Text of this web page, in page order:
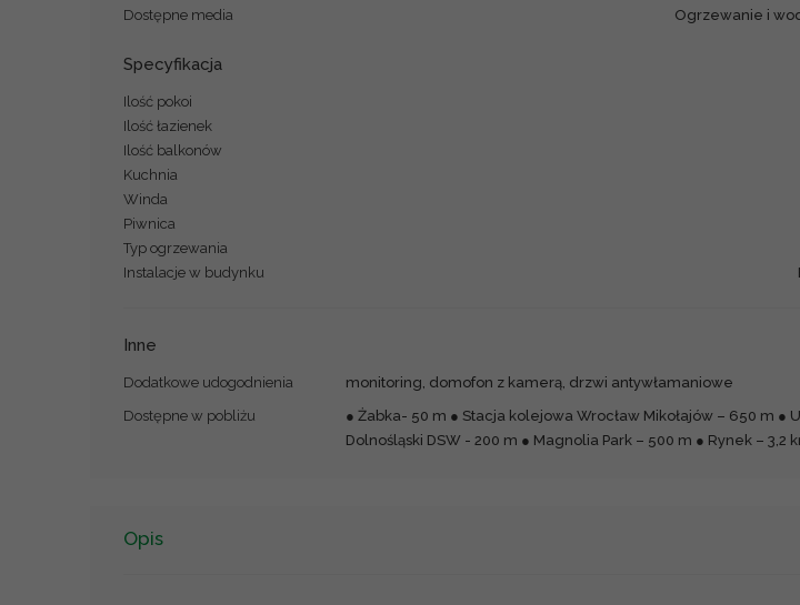
Dostępne media
Ogrzewanie i
Specyfikacja
Ilość pokoi
Ilość łazienek
Ilość balkonów
Kuchnia
Winda
Piwnica
Typ ogrzewania
Instalacje w budynku
Inne
Dodatkowe udogodnienia
monitoring, domofon z kamerą, drzwi antywłamaniowe
Dostępne w pobliżu
● Żabka- 50 m ● Stacja kolejowa Wrocław Mikołajów – 650 m ●
Dolnośląski DSW - 200 m ● Magnolia Park – 500 m ● Rynek – 3,2
Opis